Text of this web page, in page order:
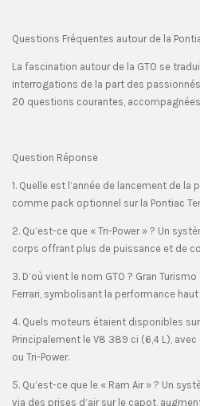
Questions Fréquentes autour de la
La fascination autour de la GTO se
interrogations de la part des
20 questions courantes,
Question Réponse
1. Quelle est l’année de lancement de la
comme pack optionnel sur la Pontiac
2. Qu’est-ce que « Tri-Power » ? Un
corps offrant plus de puissance et de
3. D’où vient le nom GTO ? Gran
Ferrari, symbolisant la performance
4. Quels moteurs étaient disponibles
Principalement le V8 389 ci (6,4 L),
ou Tri-Power.
5. Qu’est-ce que le « Ram Air » ? Un
via des prises d’air sur le capot,